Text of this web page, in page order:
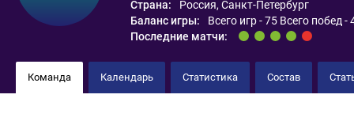
Страна:
Россия, Санкт-Петербург
Баланс игры:
Всего игр - 75 Всего побед
Последние матчи:
Команда Календарь Статистика Состав